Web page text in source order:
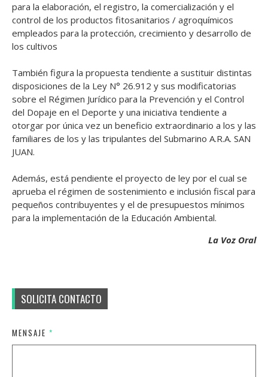
para la elaboración, el registro, la comercialización y el
control de los productos fitosanitarios / agroquímicos
empleados para la protección, crecimiento y desarrollo de
los cultivos
También figura la propuesta tendiente a sustituir distintas
disposiciones de la Ley N° 26.912 y sus modificatorias
sobre el Régimen Jurídico para la Prevención y el Control
del Dopaje en el Deporte y una iniciativa tendiente a
otorgar por única vez un beneficio extraordinario a los y las
familiares de los y las tripulantes del Submarino A.R.A. SAN
JUAN.
Además, está pendiente el proyecto de ley por el cual se
aprueba el régimen de sostenimiento e inclusión fiscal para
pequeños contribuyentes y el de presupuestos mínimos
para la implementación de la Educación Ambiental.
La Voz Oral
SOLICITA CONTACTO
MENSAJE *